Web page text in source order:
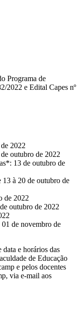
Programa de
2022 e Edital Capes nº
2022
outubro de 2022
13 de outubro de
à 20 de outubro de
de 2022
outubro de 2022
de novembro de
e horários das
de Educação
e pelos docentes
via e-mail aos